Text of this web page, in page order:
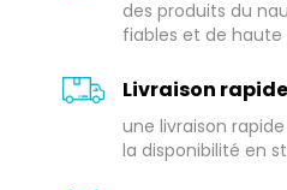
des produits du
fiables et de haute
Livraison rapide
une livraison
la disponibilité en